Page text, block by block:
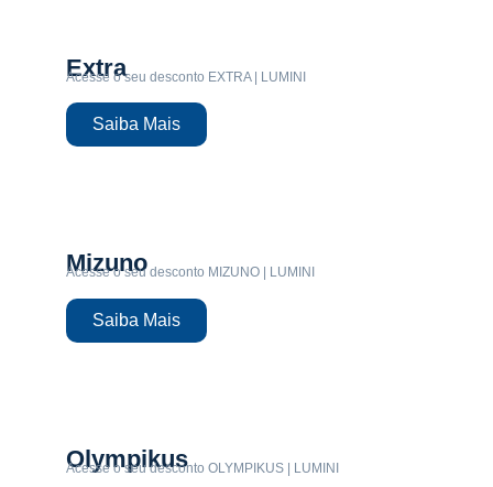
Extra
Acesse o seu desconto EXTRA | LUMINI
Saiba Mais
Mizuno
Acesse o seu desconto MIZUNO | LUMINI
Saiba Mais
Olympikus
Acesse o seu desconto OLYMPIKUS | LUMINI